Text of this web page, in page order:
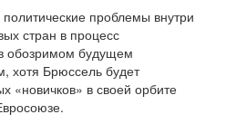
проблемы внутри
стран в процесс
обозримом будущем
хотя Брюссель будет
«новичков» в своей орбите